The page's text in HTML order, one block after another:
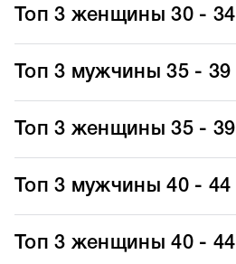
Топ 3 женщины 30 - 34
Топ 3 мужчины 35 - 39
Топ 3 женщины 35 - 39
Топ 3 мужчины 40 - 44
Топ 3 женщины 40 - 44